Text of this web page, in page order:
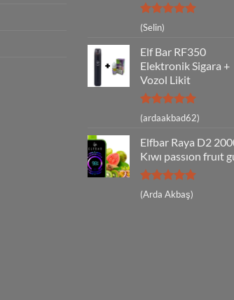
5 üzerinden
5
oy aldı
(Selin)
Elf Bar RF350
Elektronik Sigara +
Vozol Likit
5 üzerinden
5
(ardaakbad62)
Elfbar Raya D2
Kıwı passıon fruıt
5 üzerinden
5
(Arda Akbaş)